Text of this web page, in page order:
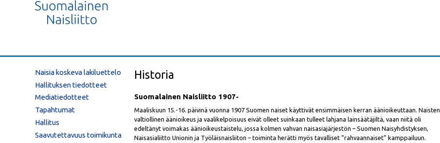
Historia
Suomalainen Naisliitto 1907-
Maaliskuun 15.-16. päivinä vuonna 1907 Suomen naiset käyttivät ensimmäisen kerran äänioikeuttaan. Naisten
valtiollinen äänioikeus ja vaalikelpoisuus eivät olleet suinkaan tulleet lahjana lainsäätäjiltä, vaan niitä oli
edeltänyt voimakas äänioikeustaistelu, jossa kolmen vahvan naisasiajärjestön – Suomen Naisyhdistyksen,
Naisasialiitto Unionin ja Työläisnaisliiton – toiminta herätti myös tavalliset ”rahvaannaiset” kamppailuun.
Naisia koskeva lakiluettelo
Hallituksen tiedotteet
Mediatiedotteet
Tapahtumat
Hallitus
Saavutettavuus toimikunta